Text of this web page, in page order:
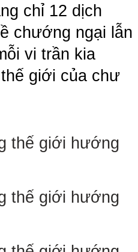
chỉ 12 dịch
chướng ngại lẫn
vi trần kia
giới của chư
thế giới hướng
thế giới hướng